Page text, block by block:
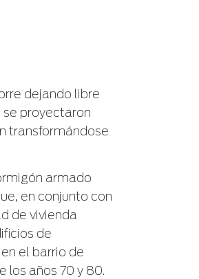
dejando libre
se proyectaron
transformándose
armado
en conjunto con
de vivienda
de
el barrio de
los años 70 y 80.